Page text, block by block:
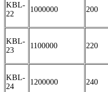
KBL-
22
1000000 200
KBL-
23
1100000 220
KBL-
24
1200000 240